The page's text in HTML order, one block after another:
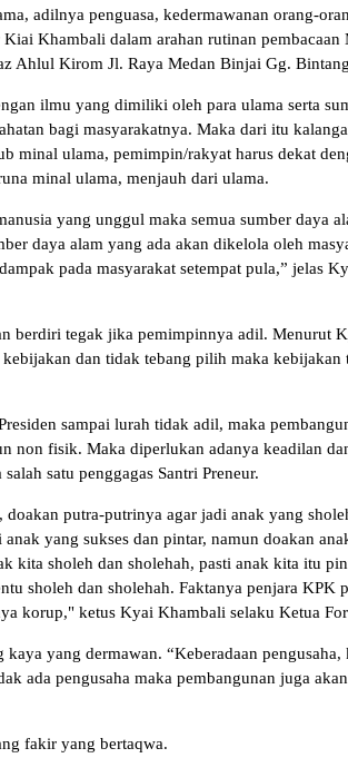
adilnya penguasa, kedermawanan orang-
Khambali dalam arahan rutinan
Ahlul Kirom Jl. Raya Medan Binjai Gg.
ilmu yang dimiliki oleh para ulama serta
bagi masyarakatnya. Maka dari itu
minal ulama, pemimpin/rakyat harus dekat
minal ulama, menjauh dari ulama.
yang unggul maka semua sumber daya
daya alam yang ada akan dikelola oleh
pada masyarakat setempat pula,” jelas
berdiri tegak jika pemimpinnya adil. Menurut
dan tidak tebang pilih maka kebijakan
sampai lurah tidak adil, maka
non fisik. Maka diperlukan adanya keadilan
satu penggagas Santri Preneur.
putra-putrinya agar jadi anak yang
yang sukses dan pintar, namun doakan
kita sholeh dan sholehah, pasti anak kita itu
sholeh dan sholehah. Faktanya penjara KPK
korup," ketus Kyai Khambali selaku Ketua
yang dermawan. “Keberadaan
ada pengusaha maka pembangunan juga
fakir yang bertaqwa.